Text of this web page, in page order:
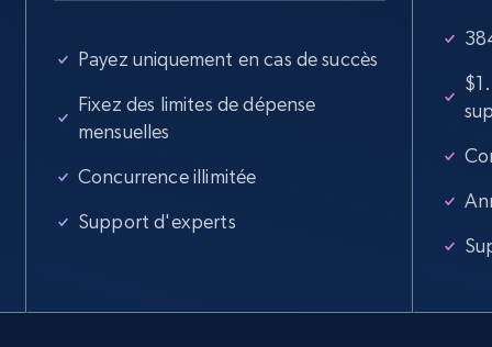
5.6K+ 878+ Essai gratuit
Walmart - products - Collects products by
URL, Final price, Sku, Currency, Gtin,
Payez uniquement en cas de succès
Fixez des limites de dépense
mensuelles
Concurrence illimitée
Support d'experts